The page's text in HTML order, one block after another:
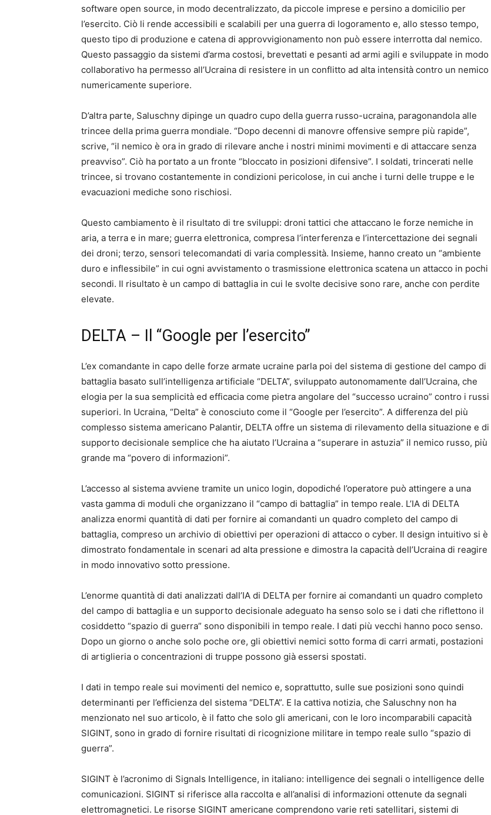
software open source, in modo decentralizzato, da piccole imprese e persino a domicilio per
l’esercito. Ciò li rende accessibili e scalabili per una guerra di logoramento e, allo stesso tempo,
questo tipo di produzione e catena di approvvigionamento non può essere interrotta dal nemico.
Questo passaggio da sistemi d’arma costosi, brevettati e pesanti ad armi agili e sviluppate in modo
collaborativo ha permesso all’Ucraina di resistere in un conflitto ad alta intensità contro un nemico
numericamente superiore.
D’altra parte, Saluschny dipinge un quadro cupo della guerra russo-ucraina, paragonandola alle
trincee della prima guerra mondiale. “Dopo decenni di manovre offensive sempre più rapide”,
scrive, “il nemico è ora in grado di rilevare anche i nostri minimi movimenti e di attaccare senza
preavviso”. Ciò ha portato a un fronte “bloccato in posizioni difensive”. I soldati, trincerati nelle
trincee, si trovano costantemente in condizioni pericolose, in cui anche i turni delle truppe e le
evacuazioni mediche sono rischiosi.
Questo cambiamento è il risultato di tre sviluppi: droni tattici che attaccano le forze nemiche in
aria, a terra e in mare; guerra elettronica, compresa l’interferenza e l’intercettazione dei segnali
dei droni; terzo, sensori telecomandati di varia complessità. Insieme, hanno creato un “ambiente
duro e inflessibile” in cui ogni avvistamento o trasmissione elettronica scatena un attacco in pochi
secondi. Il risultato è un campo di battaglia in cui le svolte decisive sono rare, anche con perdite
elevate.
DELTA – Il “Google per l’esercito”
L’ex comandante in capo delle forze armate ucraine parla poi del sistema di gestione del campo di
battaglia basato sull’intelligenza artificiale “DELTA”, sviluppato autonomamente dall’Ucraina, che
elogia per la sua semplicità ed efficacia come pietra angolare del “successo ucraino” contro i russi
superiori. In Ucraina, “Delta” è conosciuto come il “Google per l’esercito”. A differenza del più
complesso sistema americano Palantir, DELTA offre un sistema di rilevamento della situazione e di
supporto decisionale semplice che ha aiutato l’Ucraina a “superare in astuzia” il nemico russo, più
grande ma “povero di informazioni”.
L’accesso al sistema avviene tramite un unico login, dopodiché l’operatore può attingere a una
vasta gamma di moduli che organizzano il “campo di battaglia” in tempo reale. L’IA di DELTA
analizza enormi quantità di dati per fornire ai comandanti un quadro completo del campo di
battaglia, compreso un archivio di obiettivi per operazioni di attacco o cyber. Il design intuitivo si è
dimostrato fondamentale in scenari ad alta pressione e dimostra la capacità dell’Ucraina di reagire
in modo innovativo sotto pressione.
L’enorme quantità di dati analizzati dall’IA di DELTA per fornire ai comandanti un quadro completo
del campo di battaglia e un supporto decisionale adeguato ha senso solo se i dati che riflettono il
cosiddetto “spazio di guerra” sono disponibili in tempo reale. I dati più vecchi hanno poco senso.
Dopo un giorno o anche solo poche ore, gli obiettivi nemici sotto forma di carri armati, postazioni
di artiglieria o concentrazioni di truppe possono già essersi spostati.
I dati in tempo reale sui movimenti del nemico e, soprattutto, sulle sue posizioni sono quindi
determinanti per l’efficienza del sistema “DELTA”. E la cattiva notizia, che Saluschny non ha
menzionato nel suo articolo, è il fatto che solo gli americani, con le loro incomparabili capacità
SIGINT, sono in grado di fornire risultati di ricognizione militare in tempo reale sullo “spazio di
guerra”.
SIGINT è l’acronimo di Signals Intelligence, in italiano: intelligence dei segnali o intelligence delle
comunicazioni. SIGINT si riferisce alla raccolta e all’analisi di informazioni ottenute da segnali
elettromagnetici. Le risorse SIGINT americane comprendono varie reti satellitari, sistemi di